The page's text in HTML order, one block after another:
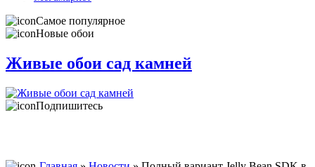
Самое популярное
Новые обои
Живые обои сад камней
Подпишитесь